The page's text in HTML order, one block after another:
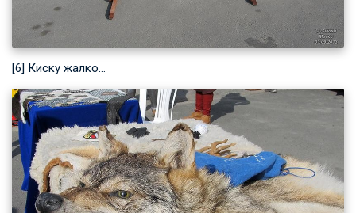
[6] Киску жалко…